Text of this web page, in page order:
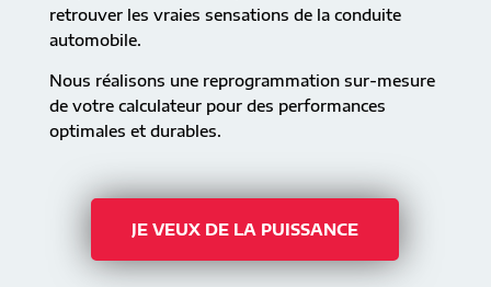
retrouver les vraies sensations de la conduite
automobile.
Nous réalisons une reprogrammation sur-mesure
de votre calculateur pour des performances
optimales et durables.
JE VEUX DE LA PUISSANCE